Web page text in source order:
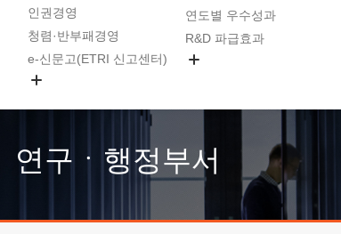
인권경영
청렴·반부패경영
e-신문고(ETRI 신고센터)
고객의소리
수의계약 현황
연도별 우수성과
R&D 파급효과
연구ㆍ행정부서